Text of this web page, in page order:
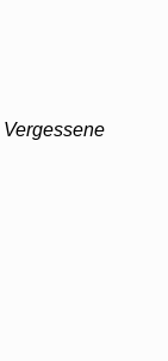
Vergessene